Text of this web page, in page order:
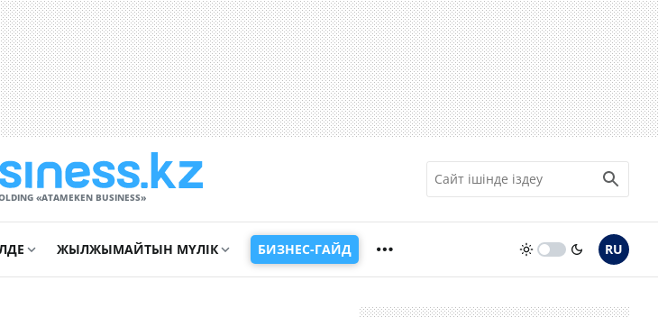
«ATAMEKЕN BUSINESS»
ЖЫЛЖЫМАЙТЫН МҮЛІК БИЗНЕС-ГАЙД RU